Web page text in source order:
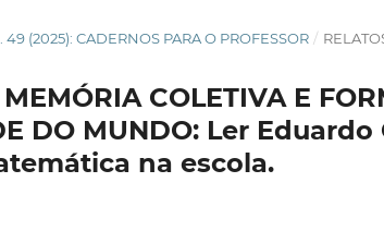
49 (2025): CADERNOS PARA O PROFESSOR /
COLETIVA E
DO MUNDO: Ler
na escola.